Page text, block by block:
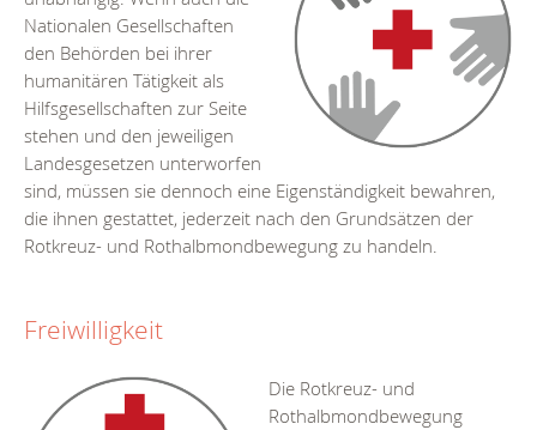
Nationalen Gesellschaften
den Behörden bei ihrer
humanitären Tätigkeit als
Hilfsgesellschaften zur Seite
stehen und den jeweiligen
Landesgesetzen unterworfen
sind, müssen sie dennoch eine Eigenständigkeit bewahren,
die ihnen gestattet, jederzeit nach den Grundsätzen der
Rotkreuz- und Rothalbmondbewegung zu handeln.
Freiwilligkeit
Die Rotkreuz- und
Rothalbmondbewegung